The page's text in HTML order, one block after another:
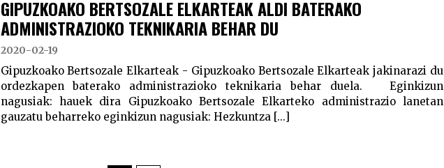
GIPUZKOAKO BERTSOZALE ELKARTEAK ALDI BATERAKO
ADMINISTRAZIOKO TEKNIKARIA BEHAR DU
2020-02-19
Gipuzkoako Bertsozale Elkarteak - Gipuzkoako Bertsozale Elkarteak jakinarazi du
ordezkapen baterako administrazioko teknikaria behar duela. Eginkizun
nagusiak: hauek dira Gipuzkoako Bertsozale Elkarteko administrazio lanetan
gauzatu beharreko eginkizun nagusiak: Hezkuntza [...]